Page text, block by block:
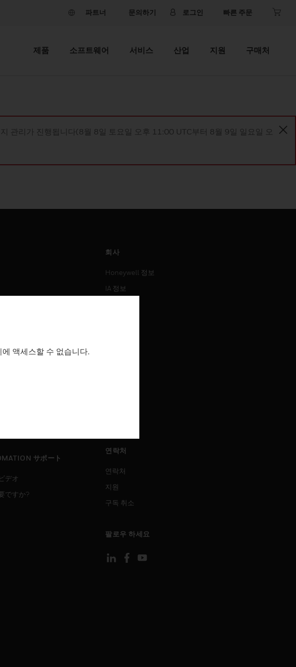
파트너 문의하기 로그인 빠른 주문
제품 소프트웨어 서비스 산업 지원 구매처
관리가 진행됩니다(8월 8일 토요일 오후 11:00 UTC부터 8월 9일 일요일 오
サポート
デオ
ですか?
회사
Honeywell 정보
IA 정보
연락처
연락처
지원
구독 취소
팔로우 하세요
액세스할 수 없습니다.